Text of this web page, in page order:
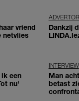
vriend
netvlies
Dankzij
een
nu'
INTERVIEW
Man
betast